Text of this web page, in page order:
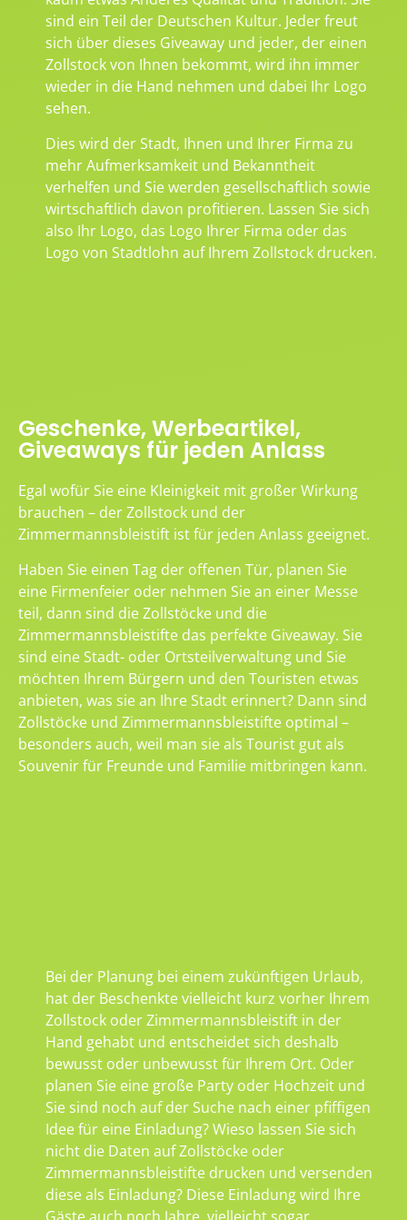
sind ein Teil der Deutschen Kultur. Jeder freut
sich über dieses Giveaway und jeder, der einen
Zollstock von Ihnen bekommt, wird ihn immer
wieder in die Hand nehmen und dabei Ihr Logo
sehen.
Dies wird der Stadt, Ihnen und Ihrer Firma zu
mehr Aufmerksamkeit und Bekanntheit
verhelfen und Sie werden gesellschaftlich sowie
wirtschaftlich davon profitieren. Lassen Sie sich
also Ihr Logo, das Logo Ihrer Firma oder das
Logo von Stadtlohn auf Ihrem Zollstock drucken.
Geschenke, Werbeartikel,
Giveaways für jeden Anlass
Egal wofür Sie eine Kleinigkeit mit großer Wirkung
brauchen – der Zollstock und der
Zimmermannsbleistift ist für jeden Anlass geeignet.
Haben Sie einen Tag der offenen Tür, planen Sie
eine Firmenfeier oder nehmen Sie an einer Messe
teil, dann sind die Zollstöcke und die
Zimmermannsbleistifte das perfekte Giveaway. Sie
sind eine Stadt- oder Ortsteilverwaltung und Sie
möchten Ihrem Bürgern und den Touristen etwas
anbieten, was sie an Ihre Stadt erinnert? Dann sind
Zollstöcke und Zimmermannsbleistifte optimal –
besonders auch, weil man sie als Tourist gut als
Souvenir für Freunde und Familie mitbringen kann.
Bei der Planung bei einem zukünftigen Urlaub,
hat der Beschenkte vielleicht kurz vorher Ihrem
Zollstock oder Zimmermannsbleistift in der
Hand gehabt und entscheidet sich deshalb
bewusst oder unbewusst für Ihrem Ort. Oder
planen Sie eine große Party oder Hochzeit und
Sie sind noch auf der Suche nach einer pfiffigen
Idee für eine Einladung? Wieso lassen Sie sich
nicht die Daten auf Zollstöcke oder
Zimmermannsbleistifte drucken und versenden
diese als Einladung? Diese Einladung wird Ihre